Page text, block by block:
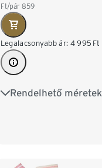
Ft/pár 859
Legalacsonyabb ár: 4 995 Ft
Rendelhető méretek
27-30 31-34 35-38